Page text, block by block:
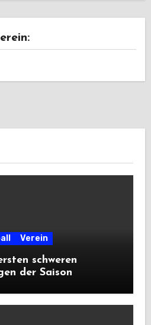
Verein
schweren
der Saison